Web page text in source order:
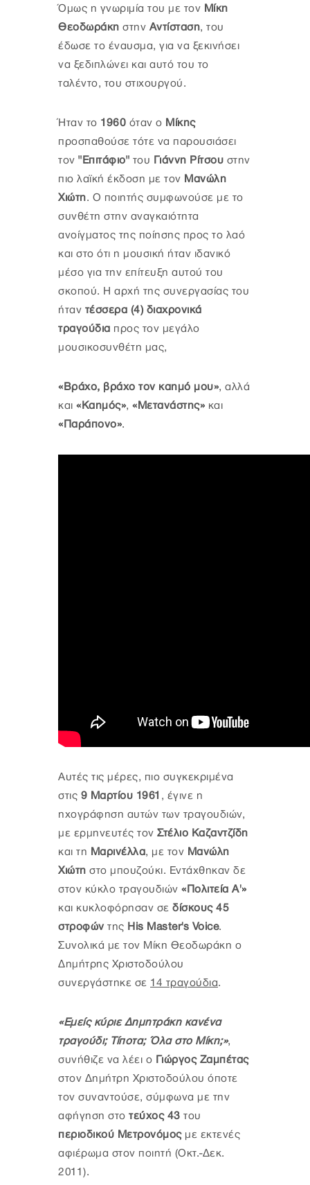
Όμως η γνωριμία του με τον Μίκη
Θεοδωράκη στην Αντίσταση, του
έδωσε το έναυσμα, για να ξεκινήσει
να ξεδιπλώνει και αυτό του το
ταλέντο, του στιχουργού.
Ήταν το 1960 όταν ο Μίκης
προσπαθούσε τότε να παρουσιάσει
τον "Επιτάφιο" του Γιάννη Ρίτσου στην
πιο λαϊκή έκδοση με τον Μανώλη
Χιώτη. Ο ποιητής συμφωνούσε με το
συνθέτη στην αναγκαιότητα
ανοίγματος της ποίησης προς το λαό
και στο ότι η μουσική ήταν ιδανικό
μέσο για την επίτευξη αυτού του
σκοπού. Η αρχή της συνεργασίας του
ήταν τέσσερα (4) διαχρονικά
τραγούδια προς τον μεγάλο
μουσικοσυνθέτη μας,
«Βράχο, βράχο τον καημό μου», αλλά
και «Καημός», «Μετανάστης» και
«Παράπονο».
Αυτές τις μέρες, πιο συγκεκριμένα
στις 9 Μαρτίου 1961 , έγινε η
ηχογράφηση αυτών των τραγουδιών,
με ερμηνευτές τον Στέλιο Καζαντζίδη
και τη Μαρινέλλα, με τον Μανώλη
Χιώτη στο μπουζούκι. Εντάχθηκαν δε
στον κύκλο τραγουδιών «Πολιτεία Α'»
και κυκλοφόρησαν σε δίσκους 45
στροφών της His Master's Voice.
Συνολικά με τον Μίκη Θεοδωράκη ο
Δημήτρης Χριστοδούλου
συνεργάστηκε σε 14 τραγούδια.
«Εμείς κύριε Δημητράκη κανένα
τραγούδι; Τίποτα; Όλα στο Μίκη;»,
συνήθιζε να λέει ο Γιώργος Ζαμπέτας
στον Δημήτρη Χριστοδούλου όποτε
τον συναντούσε, σύμφωνα με την
αφήγηση στο τεύχος 43 του
περιοδικού Μετρονόμοςμε εκτενές
αφιέρωμα στον ποιητή (Οκτ.-Δεκ.
2011).